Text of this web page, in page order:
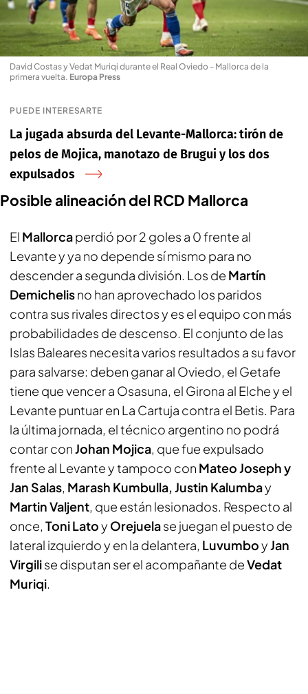
David Costas y Vedat Muriqi durante el Real Oviedo - Mallorca de la
primera vuelta. Europa Press
PUEDE INTERESARTE
La jugada absurda del Levante-Mallorca: tirón de
pelos de Mojica, manotazo de Brugui y los dos
expulsados
Posible alineación del RCD Mallorca
El Mallorcaperdió por 2 goles a 0 frente al
Levante y ya no depende sí mismo para no
descender a segunda división. Los de Martín
Demichelisno han aprovechado los paridos
contra sus rivales directos y es el equipo con más
probabilidades de descenso. El conjunto de las
Islas Baleares necesita varios resultados a su favor
para salvarse: deben ganar al Oviedo, el Getafe
tiene que vencer a Osasuna, el Girona al Elche y el
Levante puntuar en La Cartuja contra el Betis. Para
la última jornada, el técnico argentino no podrá
contar conJohan Mojica, que fue expulsado
frente al Levante y tampoco con Mateo Joseph y
Jan Salas, Marash Kumbulla, Justin Kalumbay
Martin Valjent, que están lesionados. Respecto al
once, Toni Latoy Orejuelase juegan el puesto de
lateral izquierdo y en la delantera, LuvumboyJan
Virgilise disputan ser el acompañante deVedat
Muriqi.